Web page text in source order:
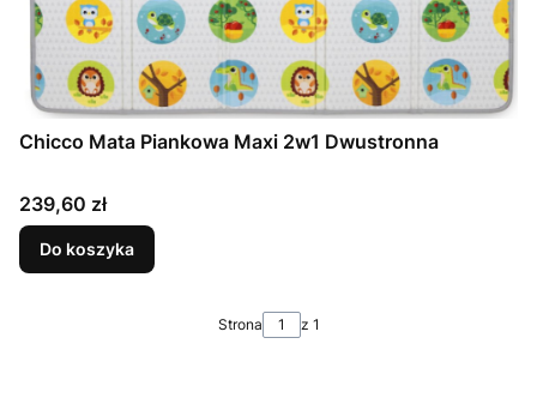
Chicco Mata Piankowa Maxi 2w1 Dwustronna
Cena
239,60 zł
Do koszyka
Strona z 1